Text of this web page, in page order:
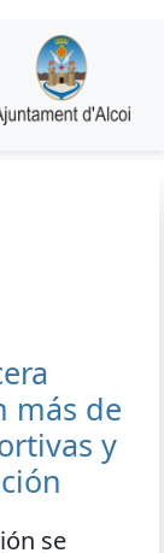
más de
y
se